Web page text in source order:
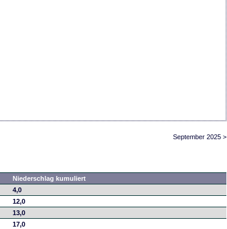
September 2025 >
Niederschlag kumuliert
4,0
12,0
13,0
17,0